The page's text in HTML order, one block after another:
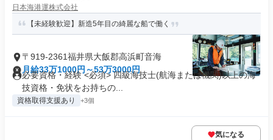
日本海港運株式会社
【未経験歓迎】新造5年目の綺麗な船で働く
〒919-2361福井県大飯郡高浜町音海
月給33万1000円～53万3000円
必要資格・経験 <必須> 四級海技士(航海または機関)以上の海
技資格・免状をお持ちの...
資格取得支援あり +3個
気になる